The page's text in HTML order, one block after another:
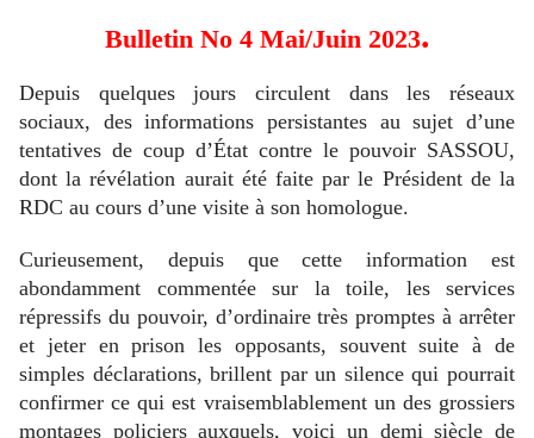
Bulletin No 4 Mai/Juin 2023.
Depuis quelques jours circulent dans les réseaux
sociaux, des informations persistantes au sujet d’une
tentatives de coup d’État contre le pouvoir SASSOU,
dont la révélation aurait été faite par le Président de la
RDC au cours d’une visite à son homologue.
Curieusement, depuis que cette information est
abondamment commentée sur la toile, les services
répressifs du pouvoir, d’ordinaire très promptes à arrêter
et jeter en prison les opposants, souvent suite à de
simples déclarations, brillent par un silence qui pourrait
confirmer ce qui est vraisemblablement un des grossiers
montages policiers auxquels, voici un demi siècle de